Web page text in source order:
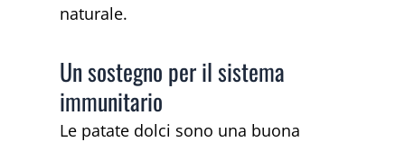
naturale.
Un sostegno per il sistema
immunitario
Le patate dolci sono una buona